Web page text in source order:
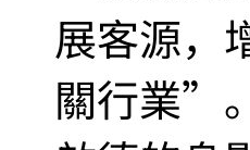
展客源，
關行業”